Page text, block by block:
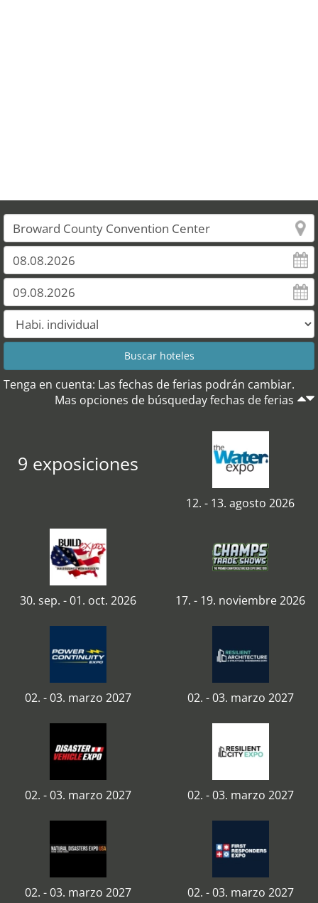
Tenga en cuenta: Las fechas de ferias podrán cambiar.
Mas opciones de búsqueday fechas de ferias
9 exposiciones
12. - 13. agosto 2026
30. sep. - 01. oct. 2026 17. - 19. noviembre 2026
02. - 03. marzo 2027 02. - 03. marzo 2027
02. - 03. marzo 2027 02. - 03. marzo 2027
02. - 03. marzo 2027 02. - 03. marzo 2027